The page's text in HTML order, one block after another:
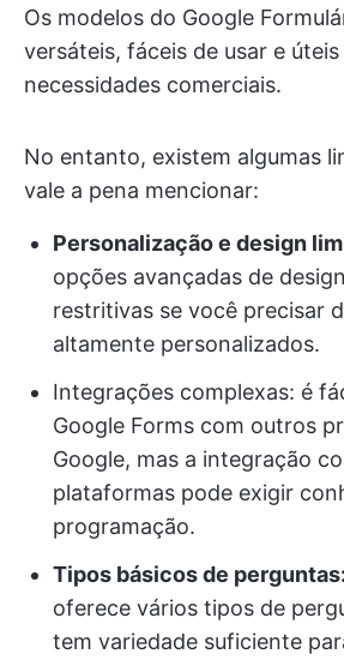
Os modelos do Google
versáteis, fáceis de usar e
necessidades comerciais.
No entanto, existem algumas
vale a pena mencionar:
Personalização e design
opções avançadas de
restritivas se você precisar
altamente personalizados.
Integrações complexas: é
Google Forms com outros
Google, mas a integração
plataformas pode exigir
programação.
Tipos básicos de perguntas:
oferece vários tipos de
tem variedade suficiente